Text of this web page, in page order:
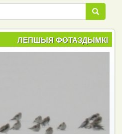
Пошук
Пошук
ЛЕПШЫЯ ФОТАЗДЫМКІ